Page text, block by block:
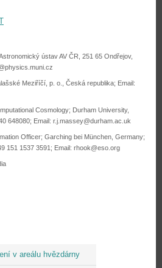
v areálu hvězdárny
ústav AV ČR, 251 65 Ondřejov,
Meziříčí, p. o., Česká republika; Email:
Cosmology; Durham University,
648080; Email: r.j.massey@durham.ac.uk
Officer; Garching bei München, Germany;
151 1537 3591; Email: rhook@eso.org